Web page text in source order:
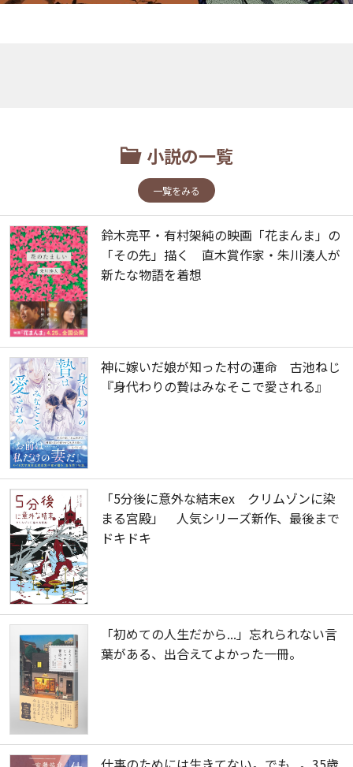
小説の一覧
一覧をみる
鈴木亮平・有村架純の映画「花まんま」の
「その先」描く 直木賞作家・朱川湊人が
新たな物語を着想
神に嫁いだ娘が知った村の運命 古池ねじ
『身代わりの贄はみなそこで愛される』
「5分後に意外な結末ex クリムゾンに染
まる宮殿」 人気シリーズ新作、最後まで
ドキドキ
「初めての人生だから...」忘れられない言
葉がある、出合えてよかった一冊。